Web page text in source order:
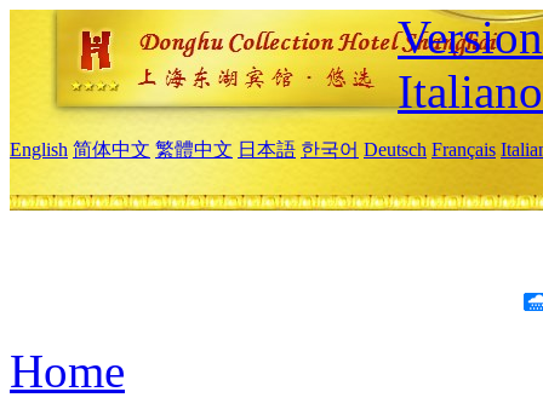
Italiano
English 简体中文 繁體中文 日本語 한국어 Deutsch Français
Home